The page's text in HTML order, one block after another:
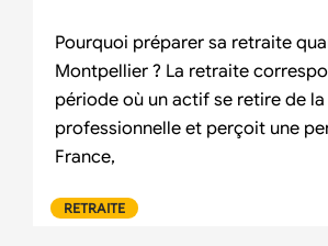
Pourquoi préparer sa retraite
Montpellier ? La retraite
période où un actif se retire de la
professionnelle et perçoit une
France,
RETRAITE